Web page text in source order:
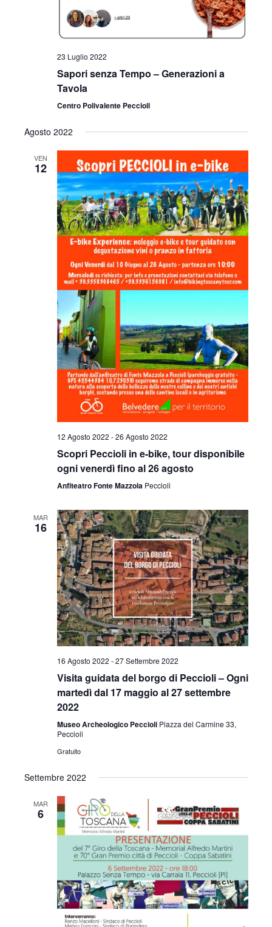
23 Luglio 2022
Sapori senza Tempo – Generazioni a
Tavola
Centro Polivalente Peccioli
Agosto 2022
VEN
12
12 Agosto 2022 -26 Agosto 2022
Scopri Peccioli in e-bike, tour disponibile
ogni venerdì fino al 26 agosto
Anfiteatro Fonte Mazzola Peccioli
MAR
16
16 Agosto 2022 -27 Settembre 2022
Visita guidata del borgo di Peccioli – Ogni
martedì dal 17 maggio al 27 settembre
2022
Museo Archeologico Peccioli Piazza del Carmine 33,
Peccioli
Gratuito
Settembre 2022
MAR
6